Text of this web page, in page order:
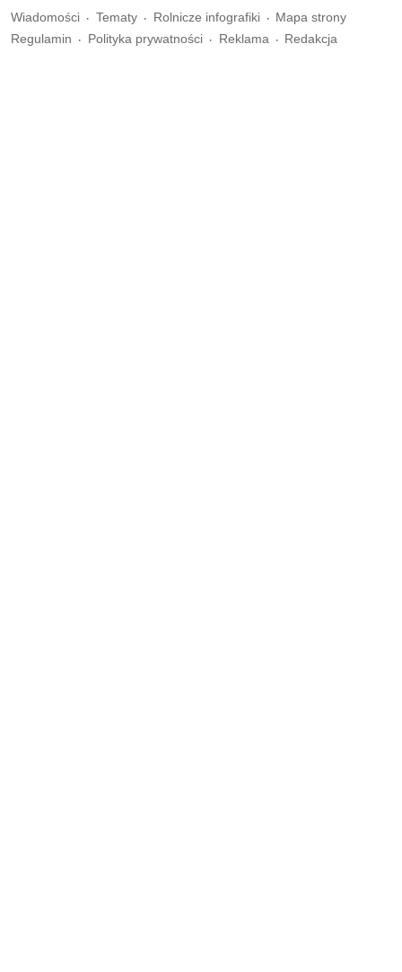
Wiadomości Tematy Rolnicze infografiki
Mapa strony
Regulamin
Polityka prywatności Reklama Redakcja